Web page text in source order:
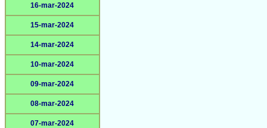
16-mar-2024
15-mar-2024
14-mar-2024
10-mar-2024
09-mar-2024
08-mar-2024
07-mar-2024